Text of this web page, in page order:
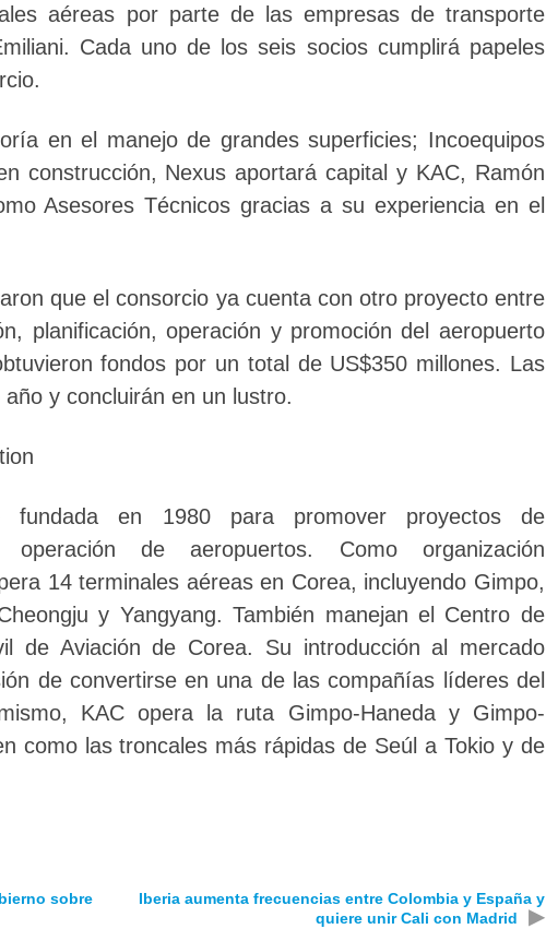
aéreas por parte de las empresas de transporte
Cada uno de los seis socios cumplirá papeles
en el manejo de grandes superficies; Incoequipos
construcción, Nexus aportará capital y KAC, Ramón
Asesores Técnicos gracias a su experiencia en el
que el consorcio ya cuenta con otro proyecto entre
planificación, operación y promoción del aeropuerto
fondos por un total de US$350 millones. Las
y concluirán en un lustro.
fundada en 1980 para promover proyectos de
operación de aeropuertos. Como organización
14 terminales aéreas en Corea, incluyendo Gimpo,
y Yangyang. También manejan el Centro de
de Aviación de Corea. Su introducción al mercado
de convertirse en una de las compañías líderes del
KAC opera la ruta Gimpo-Haneda y Gimpo-
como las troncales más rápidas de Seúl a Tokio y de
sobre
Iberia aumenta frecuencias entre Colombia y España y
quiere unir Cali con Madrid
▶